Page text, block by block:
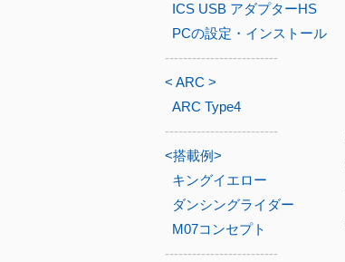
ICS USB アダプターHS
PCの設定・インストール
-------------------------
< ARC >
ARC Type4
-------------------------
<搭載例>
キングイエロー
ダンシングライダー
M07コンセプト
-------------------------